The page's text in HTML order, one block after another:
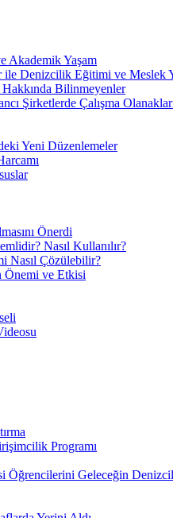
Akademik Yaşam
Denizcilik Eğitimi ve Meslek
Bilinmeyenler
Şirketlerde Çalışma
Yeni Düzenlemeler
Önerdi
Nasıl Kullanılır?
Nasıl Çözülebilir?
Önemi ve Etkisi
Programı
Geleceğin